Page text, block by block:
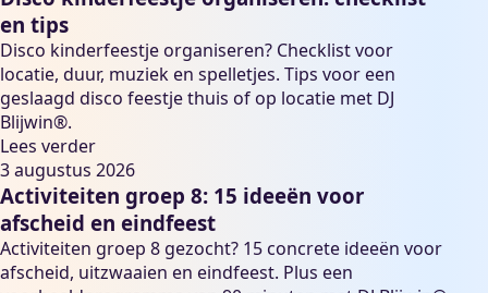
en tips
Disco kinderfeestje organiseren? Checklist voor
locatie, duur, muziek en spelletjes. Tips voor een
geslaagd disco feestje thuis of op locatie met DJ
Blijwin®.
Lees verder
3 augustus 2026
Activiteiten groep 8: 15 ideeën voor
afscheid en eindfeest
Activiteiten groep 8 gezocht? 15 concrete ideeën voor
afscheid, uitzwaaien en eindfeest. Plus een